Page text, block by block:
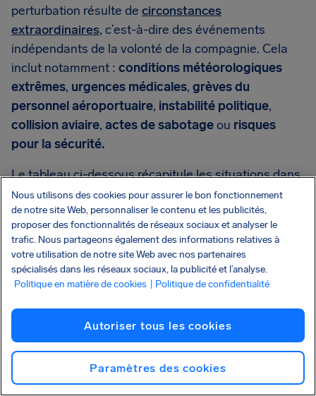
perturbation résulte de circonstances
extraordinaires, c’est-à-dire des événements
indépendants de la volonté de la compagnie. Cela
inclut notamment : conditions météorologiques
extrêmes, urgences médicales, grèves du
personnel aéroportuaire, instabilité politique,
collision aviaire, actes de sabotageou risques
pour la sécurité.
Le tableau ci-dessous récapitule les situations dans
lesquelles une indemnisation peut être envisagée
Indemnisation possible
opérationnels (ex. : panne technique)
Nous utilisons des cookies pour assurer le bon fonctionnement
de notre site Web, personnaliser le contenu et les publicités,
proposer des fonctionnalités de réseaux sociaux et analyser le
trafic. Nous partageons également des informations relatives à
votre utilisation de notre site Web avec nos partenaires
spécialisés dans les réseaux sociaux, la publicité et l’analyse.
Politique en matière de cookies
| Politique de confidentialité
Autoriser tous les cookies
Paramètres des cookies